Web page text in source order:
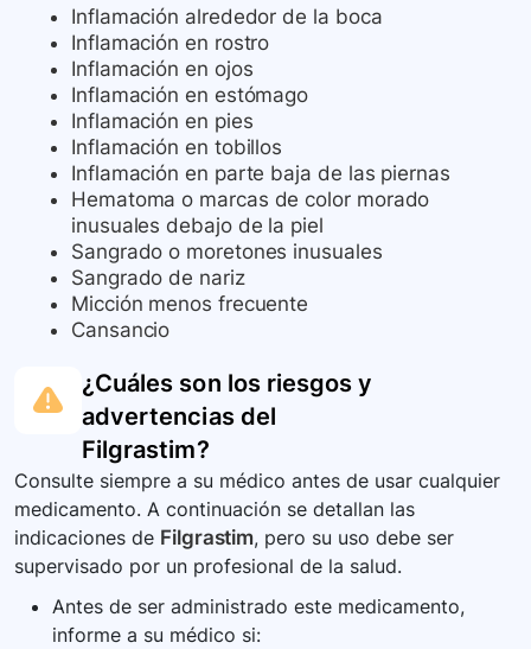
Inflamación alrededor de la boca
Inflamación en rostro
Inflamación en ojos
Inflamación en estómago
Inflamación en pies
Inflamación en tobillos
Inflamación en parte baja de las piernas
Hematoma o marcas de color morado
inusuales debajo de la piel
Sangrado o moretones inusuales
Sangrado de nariz
Micción menos frecuente
Cansancio
¿Cuáles son los riesgos y
advertencias del
Filgrastim?
Consulte siempre a su médico antes de usar cualquier
medicamento. A continuación se detallan las
indicaciones de Filgrastim, pero su uso debe ser
supervisado por un profesional de la salud.
Antes de ser administrado este medicamento,
informe a su médico si: